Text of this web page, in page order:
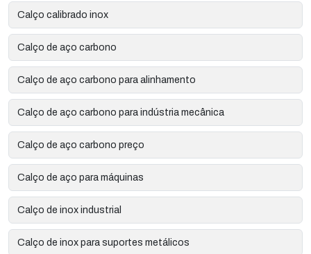
Calço calibrado inox
Calço de aço carbono
Calço de aço carbono para alinhamento
Calço de aço carbono para indústria mecânica
Calço de aço carbono preço
Calço de aço para máquinas
Calço de inox industrial
Calço de inox para suportes metálicos